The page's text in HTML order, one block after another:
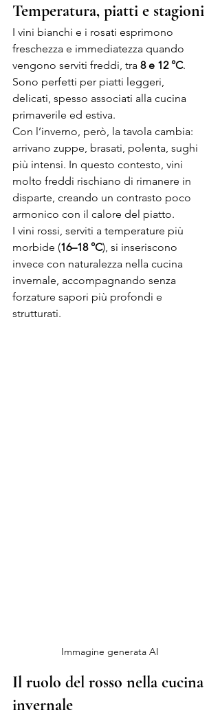
Temperatura, piatti e stagioni
I vini bianchi e i rosati esprimono
freschezza e immediatezza quando
vengono serviti freddi, tra 8 e 12 °C.
Sono perfetti per piatti leggeri,
delicati, spesso associati alla cucina
primaverile ed estiva.
Con l’inverno, però, la tavola cambia:
arrivano zuppe, brasati, polenta, sughi
più intensi. In questo contesto, vini
molto freddi rischiano di rimanere in
disparte, creando un contrasto poco
armonico con il calore del piatto.
I vini rossi, serviti a temperature più
morbide (16–18 °C), si inseriscono
invece con naturalezza nella cucina
invernale, accompagnando senza
forzature sapori più profondi e
strutturati.
Immagine generata AI
Il ruolo del rosso nella cucina
invernale